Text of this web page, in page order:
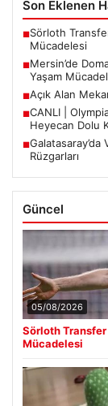
Son Eklenen
■Sörloth
Mücadelesi
■Mersin’de
Yaşam
■Açık Alan
■CANLI |
Heyecan Dolu
■
Rüzgarları
Güncel
05/08/2026
Sörloth Transfer
Mücadelesi